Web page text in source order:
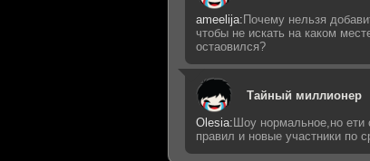
ameelija: Почему нельзя
чтобы не искать на каком
остаовился?
Тайный миллионер
Olesia: Шоу нормальное,но ети
правил и новые участники по